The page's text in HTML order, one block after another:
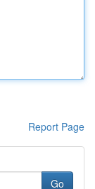
Report Page
Go